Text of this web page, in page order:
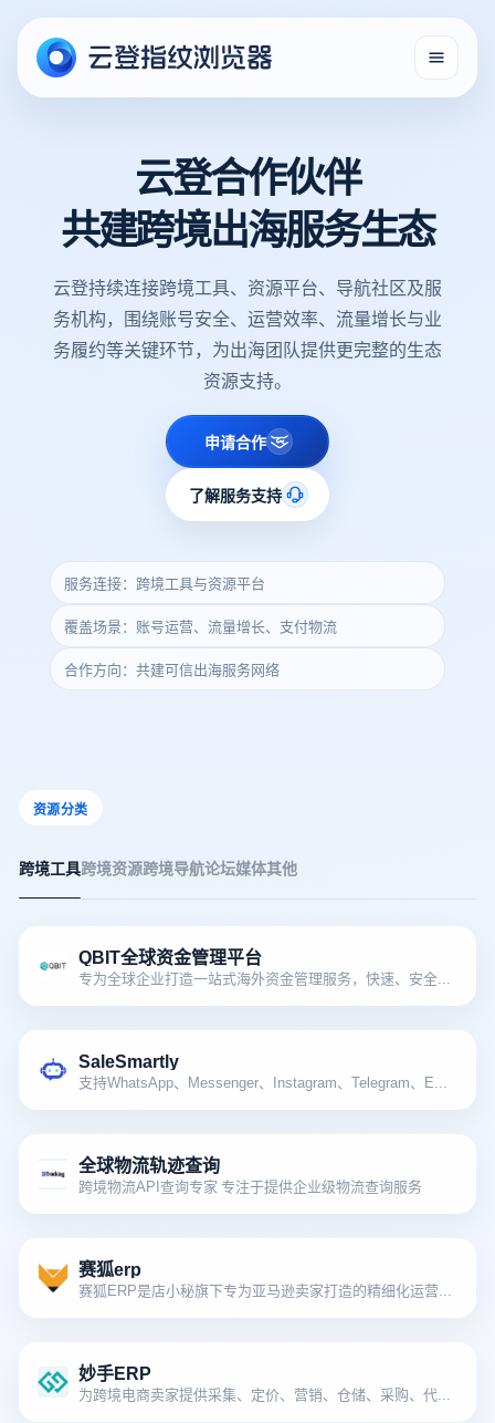
云登合作伙伴
共建跨境出海服务生态
云登持续连接跨境工具、资源平台、导航社区及服
务机构，围绕账号安全、运营效率、流量增长与业
务履约等关键环节，为出海团队提供更完整的生态
资源支持。
申请合作
了解服务支持
服务连接：跨境工具与资源平台
覆盖场景：账号运营、流量增长、支付物流
合作方向：共建可信出海服务网络
资源分类
跨境工具跨境资源跨境导航论坛媒体其他
QBIT全球资金管理平台
SaleSmartly
全球物流轨迹查询
跨境物流API查询专家 专注于提供企业级物流查询服务
赛狐erp
妙手ERP